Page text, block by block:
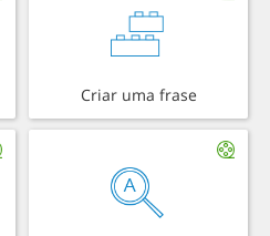
Criar uma frase